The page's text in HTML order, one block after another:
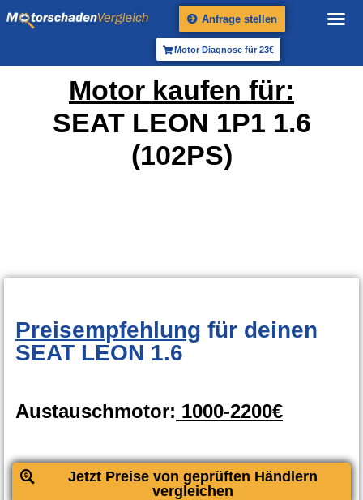
Anfrage stellen
Motor Diagnose für 23€
Motor kaufen für:
SEAT LEON 1P1 1.6
(102PS)
Preisempfehlung für deinen
SEAT LEON 1.6
Austauschmotor: 1000-2200€
Jetzt Preise von geprüften Händlern
vergleichen